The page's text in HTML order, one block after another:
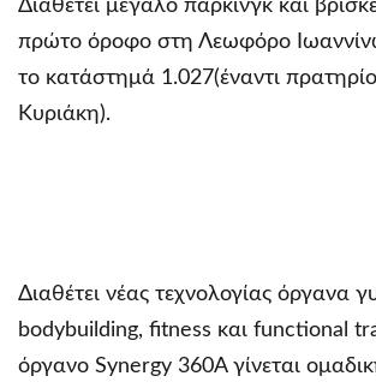
Διαθέτει μεγάλο πάρκινγκ και
πρώτο όροφο στη Λεωφόρο
το κατάστημά 1.027(έναντι
Κυριάκη).
Διαθέτει νέας τεχνολογίας όργανα
bodybuilding, fitness και functional
όργανο Synergy 360A γίνεται